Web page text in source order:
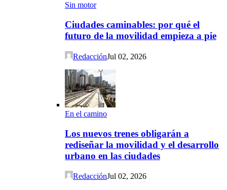
Sin motor
Ciudades caminables: por qué el
futuro de la movilidad empieza a pie
RedacciónJul 02, 2026
En el camino
Los nuevos trenes obligarán a
rediseñar la movilidad y el desarrollo
urbano en las ciudades
RedacciónJul 02, 2026